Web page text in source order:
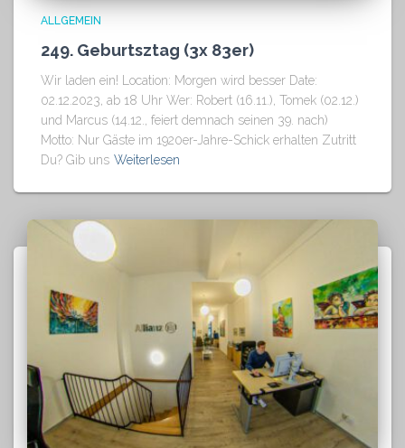
ALLGEMEIN
249. Geburtsztag (3x 83er)
Wir laden ein! Location: Morgen wird besser Date:
02.12.2023, ab 18 Uhr Wer: Robert (16.11.), Tomek (02.12.)
und Marcus (14.12., feiert demnach seinen 39. nach)
Motto: Nur Gäste im 1920er-Jahre-Schick erhalten Zutritt
Du? Gib uns Weiterlesen